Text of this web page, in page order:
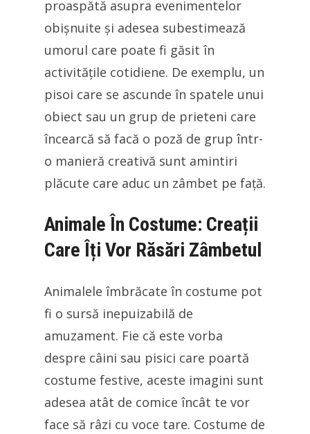
proaspătă asupra evenimentelor
obișnuite și adesea subestimează
umorul care poate fi găsit în
activitățile cotidiene. De exemplu, un
pisoi care se ascunde în spatele unui
obiect sau un grup de prieteni care
încearcă să facă o poză de grup într-
o manieră creativă sunt amintiri
plăcute care aduc un zâmbet pe față.
Animale În Costume: Creații
Care Îți Vor Răsări Zâmbetul
Animalele îmbrăcate în costume pot
fi o sursă inepuizabilă de
amuzament. Fie că este vorba
despre câini sau pisici care poartă
costume festive, aceste imagini sunt
adesea atât de comice încât te vor
face să râzi cu voce tare. Costume de